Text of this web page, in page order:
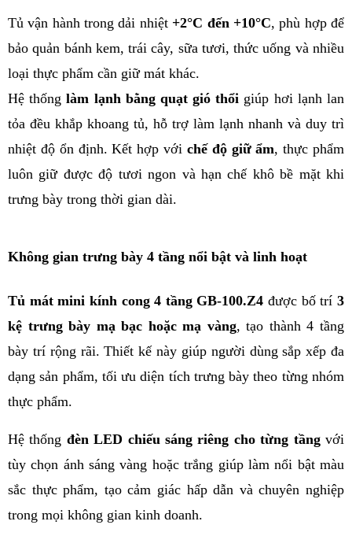
Tủ vận hành trong dải nhiệt +2°C đến +10°C, phù hợp để
bảo quản bánh kem, trái cây, sữa tươi, thức uống và nhiều
loại thực phẩm cần giữ mát khác.
Hệ thống làm lạnh bằng quạt gió thổi giúp hơi lạnh lan
tỏa đều khắp khoang tủ, hỗ trợ làm lạnh nhanh và duy trì
nhiệt độ ổn định. Kết hợp với chế độ giữ ẩm, thực phẩm
luôn giữ được độ tươi ngon và hạn chế khô bề mặt khi
trưng bày trong thời gian dài.
Không gian trưng bày 4 tầng nổi bật và linh hoạt
Tủ mát mini kính cong 4 tầng GB-100.Z4 được bố trí 3
kệ trưng bày mạ bạc hoặc mạ vàng, tạo thành 4 tầng
bày trí rộng rãi. Thiết kế này giúp người dùng sắp xếp đa
dạng sản phẩm, tối ưu diện tích trưng bày theo từng nhóm
thực phẩm.
Hệ thống đèn LED chiếu sáng riêng cho từng tầng với
tùy chọn ánh sáng vàng hoặc trắng giúp làm nổi bật màu
sắc thực phẩm, tạo cảm giác hấp dẫn và chuyên nghiệp
trong mọi không gian kinh doanh.